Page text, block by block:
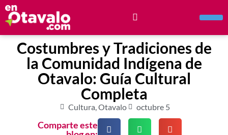
Costumbres y Tradiciones de
la Comunidad Indígena de
Otavalo: Guía Cultural
Completa
Cultura,Otavalo octubre 5
Comparte este